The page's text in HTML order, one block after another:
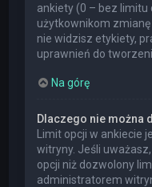
ankiety (0 – bez
użytkownikom zmianę
nie widzisz etykiety,
uprawnień do
Na górę
Dlaczego nie można
Limit opcji w
witryny. Jeśli
opcji niż dozwolony
administratorem